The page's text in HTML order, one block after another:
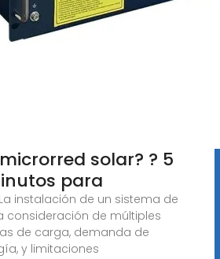
solar? ? 5
para
instalación de un sistema de
consideración de múltiples
de carga, demanda de
y limitaciones